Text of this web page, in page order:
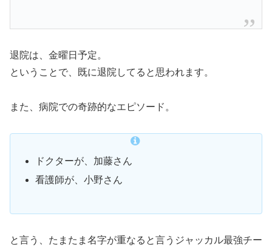
退院は、金曜日予定。
ということで、既に退院してると思われます。
また、病院での奇跡的なエピソード。
ドクターが、加藤さん
看護師が、小野さん
と言う、たまたま名字が重なると言うジャッカル最強チー